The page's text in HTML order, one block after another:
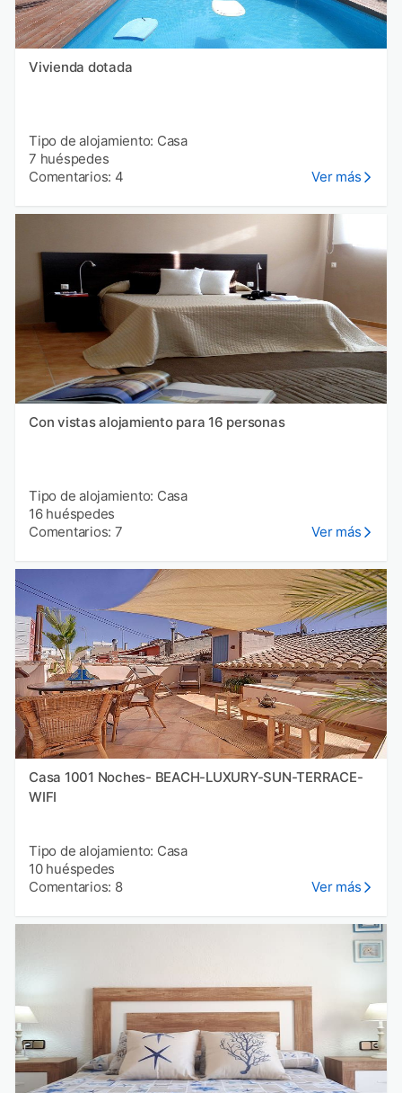
Vivienda dotada
Tipo de alojamiento: Casa
7 huéspedes
Comentarios: 4
Ver más
Con vistas alojamiento para 16 personas
Tipo de alojamiento: Casa
16 huéspedes
Comentarios: 7
Ver más
Casa 1001 Noches- BEACH-LUXURY-SUN-TERRACE-
WIFI
Tipo de alojamiento: Casa
10 huéspedes
Comentarios: 8
Ver más